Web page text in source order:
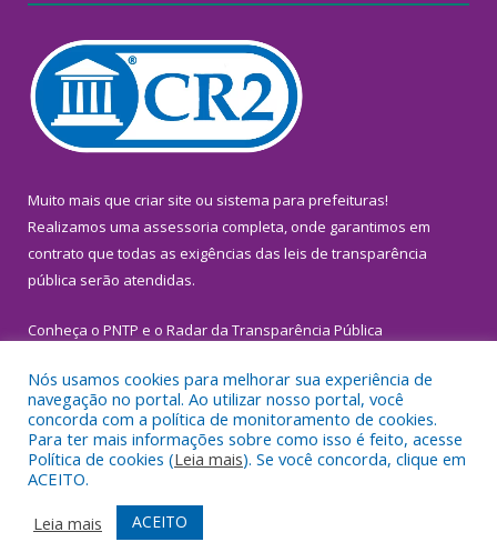
Muito mais que criar site ou sistema para prefeituras!
Realizamos uma assessoria completa, onde garantimos em
contrato que todas as exigências das leis de transparência
pública serão atendidas.
Conheça o PNTP e o Radar da Transparência Pública
Todos os direitos reservados a Prefeitura Municipal de
Inhangapi.
Mapa do Site
Acessar Área Administrativa
Acessar Webmail
Nós usamos cookies para melhorar sua experiência de
navegação no portal. Ao utilizar nosso portal, você
concorda com a política de monitoramento de cookies.
Para ter mais informações sobre como isso é feito, acesse
Política de cookies (Leia mais). Se você concorda, clique em
ACEITO.
Leia mais
ACEITO